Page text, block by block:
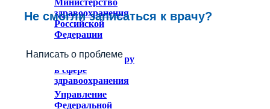
Не смогли записаться к врачу?
Написать о проблеме
здравоохранения
Российской
Федерации
Федеральное
служба по надзору
в сфере
здравоохранения
Управление
Федеральной